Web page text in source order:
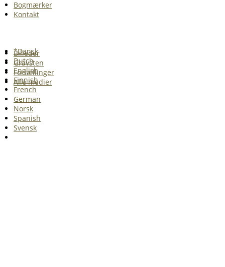
Billeder
Gravsten
Fortællinger
Alle medier
Bogmærker
Kontakt
*Dansk
Dutch
English
Finnish
French
German
Norsk
Spanish
Svensk